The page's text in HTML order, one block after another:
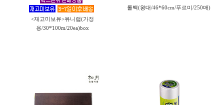
<재고미보유>유니랩(가정
용/30*100m/20ea)box
롤백(왕대/46*60cm/푸르미/250매)